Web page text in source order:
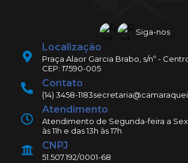
Siga-nos
Localização
Praça Alaor Garcia Brabo, s/nº -
CEP: 17590-005
Contato
(14) 3458-1183
Atendimento
Atendimento de Segunda-feira a
às 11h e das 13h às 17h
CNPJ
51.507.192/0001-68